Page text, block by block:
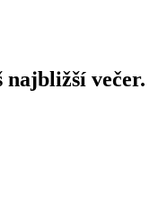
najbližší večer.